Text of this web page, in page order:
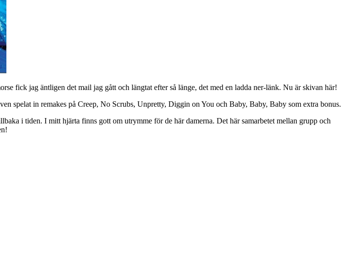
fick jag äntligen det mail jag gått och längtat efter så länge, det med en ladda ner-länk. Nu är skivan här!
spelat in remakes på Creep, No Scrubs, Unpretty, Diggin on You och Baby, Baby, Baby som extra bonus.
i tiden. I mitt hjärta finns gott om utrymme för de här damerna. Det här samarbetet mellan grupp och